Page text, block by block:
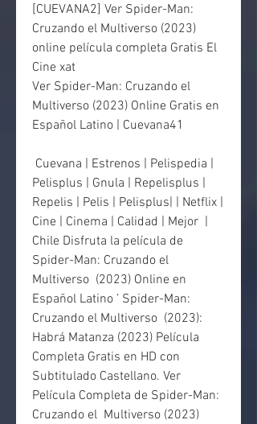
[CUEVANA2] Ver Spider-Man:
Cruzando el Multiverso (2023)
online película completa Gratis El
Cine xat
Ver Spider-Man: Cruzando el
Multiverso (2023) Online Gratis en
Español Latino | Cuevana41
Pelisplus | Gnula | Repelisplus |
Repelis | Pelis | Pelisplus| | Netflix |
Cine | Cinema | Calidad | Mejor  |
Chile Disfruta la película de
Spider-Man: Cruzando el
Multiverso  (2023) Online en
Español Latino ’ Spider-Man:
Cruzando el Multiverso  (2023):
Habrá Matanza (2023) Película
Completa Gratis en HD con
Subtitulado Castellano. Ver
Película Completa de Spider-Man:
Cruzando el  Multiverso (2023)